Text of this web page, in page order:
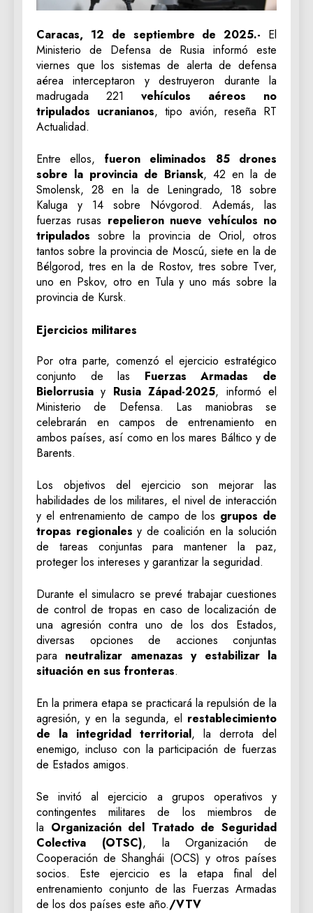
Caracas, 12 de septiembre de 2025.- El
Ministerio de Defensa de Rusia informó este
viernes que los sistemas de alerta de defensa
aérea interceptaron y destruyeron durante la
madrugada 221 vehículos aéreos no
tripulados ucranianos, tipo avión, reseña RT
Actualidad.
Entre ellos, fueron eliminados 85 drones
sobre la provincia de Briansk, 42 en la de
Smolensk, 28 en la de Leningrado, 18 sobre
Kaluga y 14 sobre Nóvgorod. Además, las
fuerzas rusas repelieron nueve vehículos no
tripulados sobre la provincia de Oriol, otros
tantos sobre la provincia de Moscú, siete en la de
Bélgorod, tres en la de Rostov, tres sobre Tver,
uno en Pskov, otro en Tula y uno más sobre la
provincia de Kursk.
Ejercicios militares
Por otra parte, comenzó el ejercicio estratégico
conjunto de las Fuerzas Armadas de
Bielorrusiay Rusia Západ-2025, informó el
Ministerio de Defensa. Las maniobras se
celebrarán en campos de entrenamiento en
ambos países, así como en los mares Báltico y de
Barents.
Los objetivos del ejercicio son mejorar las
habilidades de los militares, el nivel de interacción
y el entrenamiento de campo de los grupos de
tropas regionales y de coalición en la solución
de tareas conjuntas para mantener la paz,
proteger los intereses y garantizar la seguridad.
Durante el simulacro se prevé trabajar cuestiones
de control de tropas en caso de localización de
una agresión contra uno de los dos Estados,
diversas opciones de acciones conjuntas
para neutralizar amenazas y estabilizar la
situación en sus fronteras.
En la primera etapa se practicará la repulsión de la
agresión, y en la segunda, el restablecimiento
de la integridad territorial, la derrota del
enemigo, incluso con la participación de fuerzas
de Estados amigos.
Se invitó al ejercicio a grupos operativos y
contingentes militares de los miembros de
la Organización del Tratado de Seguridad
Colectiva (OTSC), la Organización de
Cooperación de Shanghái (OCS) y otros países
socios. Este ejercicio es la etapa final del
entrenamiento conjunto de las Fuerzas Armadas
de los dos países este año./VTV